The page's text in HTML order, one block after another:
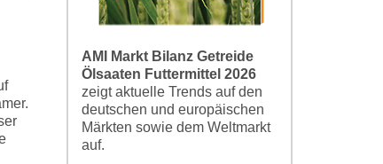
AMI Markt Bilanz Getreide
Ölsaaten Futtermittel 2026
zeigt aktuelle Trends auf den
deutschen und europäischen
Märkten sowie dem Weltmarkt
auf.